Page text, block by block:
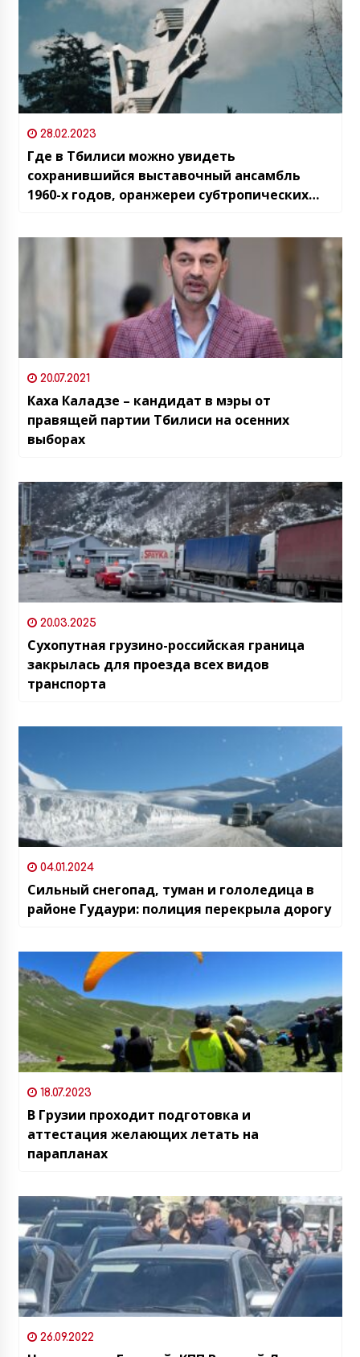
28.02.2023
Где в Тбилиси можно увидеть
сохранившийся выставочный ансамбль
1960-х годов, оранжереи субтропических
грузинские мозаики эпохи советского
20.07.2021
Каха Каладзе – кандидат в мэры от
правящей партии Тбилиси на осенних
выборах
20.03.2025
Сухопутная грузино-российская граница
закрылась для проезда всех видов
транспорта
04.01.2024
Сильный снегопад, туман и гололедица в
районе Гудаури: полиция перекрыла дорогу
18.07.2023
В Грузии проходит подготовка и
аттестация желающих летать на
парапланах
26.09.2022